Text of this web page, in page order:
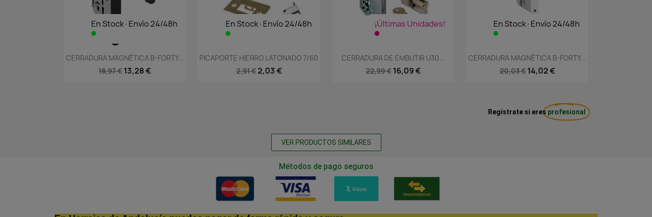
En Stock·Envío 24/48h
 Vista rápida
CERRADURA MAGNÉTICA B-FORTY...
18,97 € 13,28 €
En Stock·Envío 24/48h
Vista rápida
PICAPORTE HIERRO LATONADO 7/60
2,91 € 2,03 €
¡Últimas Unidades!
Vista rápida
CERRADURA DE EMBUTIR U30...
22,99 € 16,09 €
En Stock·Envío 24/48h
 Vista rápida
CERRADURA MAGNÉTICA B-FORTY...
20,03 € 14,02 €
Regístrate si eres profesional
VER PRODUCTOS SIMILARES
Métodos de pago seguros